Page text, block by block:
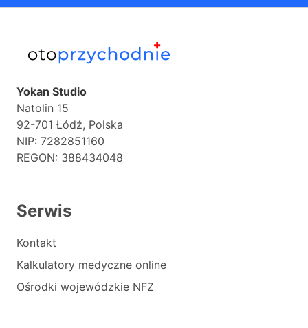
Yokan Studio
Natolin 15
92-701 Łódź, Polska
NIP: 7282851160
REGON: 388434048
Serwis
Kontakt
Kalkulatory medyczne online
Ośrodki wojewódzkie NFZ